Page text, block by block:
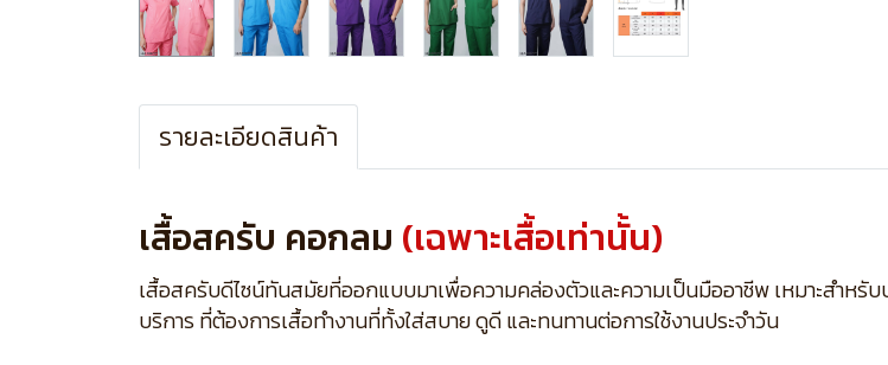
รายละเอียดสินค้า
เสื้อสครับ คอกลม (เฉพาะเสื้อเท่านั้น)
เสื้อสครับดีไซน์ทันสมัยที่ออกแบบมาเพื่อความคล่องตัวและความเป็นมืออาชีพ เหมาะสำห
บริการ ที่ต้องการเสื้อทำงานที่ทั้งใส่สบาย ดูดี และทนทานต่อการใช้งานประจำวัน